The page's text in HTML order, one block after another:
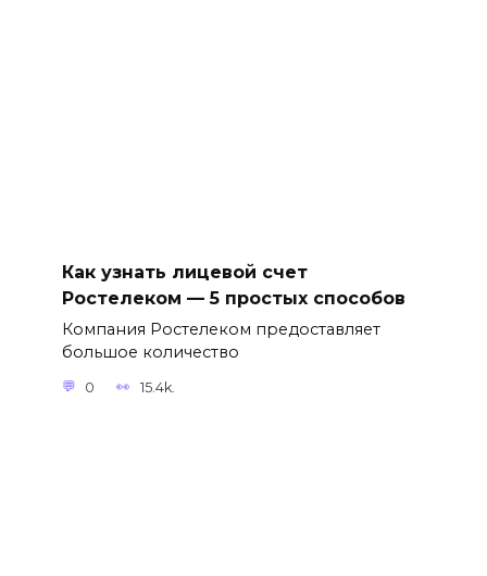
Как узнать лицевой счет
Ростелеком — 5 простых способов
Компания Ростелеком предоставляет
большое количество
0 15.4k.